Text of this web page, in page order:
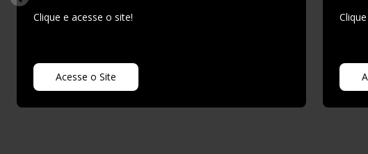
Clique e acesse o site!
Acesse o Site